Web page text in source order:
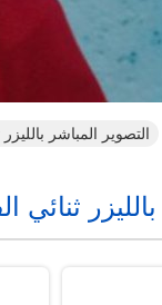
التصوير المباشر
ثنائي